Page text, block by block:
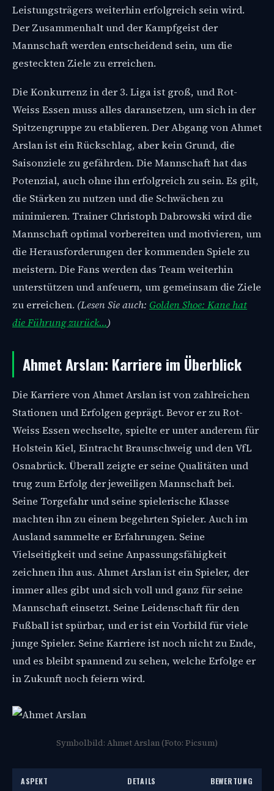
Leistungsträgers weiterhin erfolgreich sein wird.
Der Zusammenhalt und der Kampfgeist der
Mannschaft werden entscheidend sein, um die
gesteckten Ziele zu erreichen.
Die Konkurrenz in der 3. Liga ist groß, und Rot-
Weiss Essen muss alles daransetzen, um sich in der
Spitzengruppe zu etablieren. Der Abgang von Ahmet
Arslan ist ein Rückschlag, aber kein Grund, die
Saisonziele zu gefährden. Die Mannschaft hat das
Potenzial, auch ohne ihn erfolgreich zu sein. Es gilt,
die Stärken zu nutzen und die Schwächen zu
minimieren. Trainer Christoph Dabrowski wird die
Mannschaft optimal vorbereiten und motivieren, um
die Herausforderungen der kommenden Spiele zu
meistern. Die Fans werden das Team weiterhin
unterstützen und anfeuern, um gemeinsam die Ziele
zu erreichen. (Lesen Sie auch: Golden Shoe: Kane hat
die Führung zurück…)
Ahmet Arslan: Karriere im Überblick
Die Karriere von Ahmet Arslan ist von zahlreichen
Stationen und Erfolgen geprägt. Bevor er zu Rot-
Weiss Essen wechselte, spielte er unter anderem für
Holstein Kiel, Eintracht Braunschweig und den VfL
Osnabrück. Überall zeigte er seine Qualitäten und
trug zum Erfolg der jeweiligen Mannschaft bei.
Seine Torgefahr und seine spielerische Klasse
machten ihn zu einem begehrten Spieler. Auch im
Ausland sammelte er Erfahrungen. Seine
Vielseitigkeit und seine Anpassungsfähigkeit
zeichnen ihn aus. Ahmet Arslan ist ein Spieler, der
immer alles gibt und sich voll und ganz für seine
Mannschaft einsetzt. Seine Leidenschaft für den
Fußball ist spürbar, und er ist ein Vorbild für viele
junge Spieler. Seine Karriere ist noch nicht zu Ende,
und es bleibt spannend zu sehen, welche Erfolge er
in Zukunft noch feiern wird.
Symbolbild: Ahmet Arslan (Foto: Picsum)
ASPEKT DETAILS BEWERTUNG